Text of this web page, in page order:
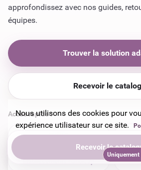
approfondissez avec nos guides,
équipes.
Trouver la solution
Recevoir le
EHPAD
Établissements handicap
Recevoir le
Nous utilisons des cookies pour
expérience utilisateur sur ce site.
Uniquement